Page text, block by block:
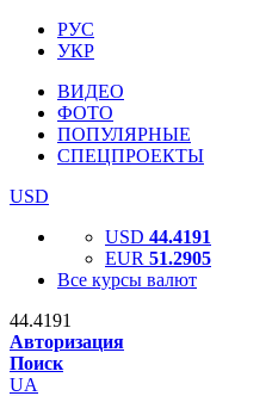
РУС
УКР
ВИДЕО
ФОТО
ПОПУЛЯРНЫЕ
СПЕЦПРОЕКТЫ
USD
USD 44.4191
EUR 51.2905
Все курсы валют
44.4191
Авторизация
Поиск
UA